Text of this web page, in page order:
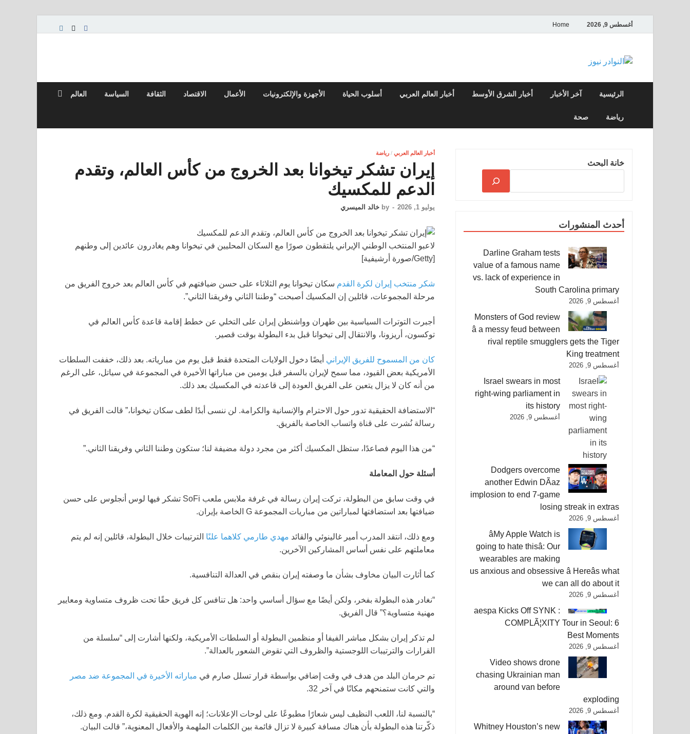
أغسطس 9, 2026 Home
النوادر نيوز
الرئيسية آخر الأخبار أخبار الشرق الأوسط أخبار العالم العربي أسلوب الحياة الأجهزة والإلكترونيات الأعمال الاقتصاد الثقافة السياسة العالم
رياضة صحة
أخبار العالم العربي / رياضة
إيران تشكر تيخوانا بعد الخروج من كأس العالم، وتقدم
الدعم للمكسيك
يوليو 1, 2026 -
by خالد الميسري
لاعبو المنتخب الوطني الإيراني يلتقطون صورًا مع السكان المحليين في تيخوانا وهم يغادرون عائدين إلى وطنهم
[Getty/صورة أرشيفية]
شكر منتخب إيران لكرة القدم سكان تيخوانا يوم الثلاثاء على حسن ضيافتهم في كأس العالم بعد خروج الفريق من
مرحلة المجموعات، قائلين إن المكسيك أصبحت “وطننا الثاني وفريقنا الثاني”.
أجبرت التوترات السياسية بين طهران وواشنطن إيران على التخلي عن خطط إقامة قاعدة كأس العالم في
توكسون، أريزونا، والانتقال إلى تيخوانا قبل بدء البطولة بوقت قصير.
كان من المسموح للفريق الإيراني أيضًا دخول الولايات المتحدة فقط قبل يوم من مبارياته. بعد ذلك، خففت السلطات
الأمريكية بعض القيود، مما سمح لإيران بالسفر قبل يومين من مباراتها الأخيرة في المجموعة في سياتل، على الرغم
من أنه كان لا يزال يتعين على الفريق العودة إلى قاعدته في المكسيك بعد ذلك.
“الاستضافة الحقيقية تدور حول الاحترام والإنسانية والكرامة. لن ننسى أبدًا لطف سكان تيخوانا،” قالت الفريق في
رسالة نُشرت على قناة واتساب الخاصة بالفريق.
“من هذا اليوم فصاعدًا، ستظل المكسيك أكثر من مجرد دولة مضيفة لنا؛ ستكون وطننا الثاني وفريقنا الثاني.”
أسئلة حول المعاملة
في وقت سابق من البطولة، تركت إيران رسالة في غرفة ملابس ملعب SoFi تشكر فيها لوس أنجلوس على حسن
ضيافتها بعد استضافتها لمباراتين من مباريات المجموعة G الخاصة بإيران.
ومع ذلك، انتقد المدرب أمير غالينوئي والقائد مهدي طارمي كلاهما علنًا الترتيبات خلال البطولة، قائلين إنه لم يتم
معاملتهم على نفس أساس المشاركين الآخرين.
كما أثارت البيان مخاوف بشأن ما وصفته إيران بنقص في العدالة التنافسية.
“نغادر هذه البطولة بفخر، ولكن أيضًا مع سؤال أساسي واحد: هل تنافس كل فريق حقًا تحت ظروف متساوية ومعايير
مهنية متساوية؟” قال الفريق.
لم تذكر إيران بشكل مباشر الفيفا أو منظمين البطولة أو السلطات الأمريكية، ولكنها أشارت إلى “سلسلة من
القرارات والترتيبات اللوجستية والظروف التي تقوض الشعور بالعدالة”.
تم حرمان البلد من هدف في وقت إضافي بواسطة قرار تسلل صارم في مباراته الأخيرة في المجموعة ضد مصر
والتي كانت ستمنحهم مكانًا في آخر 32.
“بالنسبة لنا، اللعب النظيف ليس شعارًا مطبوعًا على لوحات الإعلانات؛ إنه الهوية الحقيقية لكرة القدم. ومع ذلك،
ذكّرتنا هذه البطولة بأن هناك مسافة كبيرة لا تزال قائمة بين الكلمات الملهمة والأفعال المعنوية،” قالت البيان.
خانة البحث
أحدث المنشورات
Darline Graham tests
value of a famous name
vs. lack of experience in
South Carolina primary
أغسطس 9, 2026
Monsters of God review
â a messy feud between
rival reptile smugglers gets the Tiger
King treatment
أغسطس 9, 2026
Israel swears in most
right-wing parliament in
its history
أغسطس 9, 2026
Dodgers overcome
another Edwin DÃ­az
implosion to end 7-game
losing streak in extras
أغسطس 9, 2026
âMy Apple Watch is
going to hate thisâ: Our
wearables are making
us anxious and obsessive â Hereâs what
we can all do about it
أغسطس 9, 2026
aespa Kicks Off SYNK :
COMPLÃ¦XITY Tour in Seoul: 6
Best Moments
أغسطس 9, 2026
Video shows drone
chasing Ukrainian man
around van before
exploding
أغسطس 9, 2026
Whitney Houston’s new